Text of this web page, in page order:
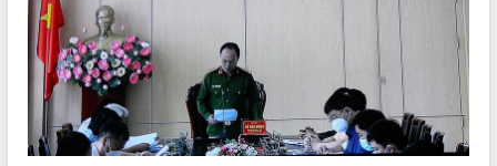
Bàn giải pháp tháo gỡ khó khăn trong
xuất khẩu sầu riêng và triển khai quy
định EUDR
Thứ trưởng Bộ Nông nghiệp và Môi
trường Nguyễn Hoàng Hiệp khảo sát
vùng trồng và doanh nghiệp đóng gói
sầu riêng tại Đắk Lắk